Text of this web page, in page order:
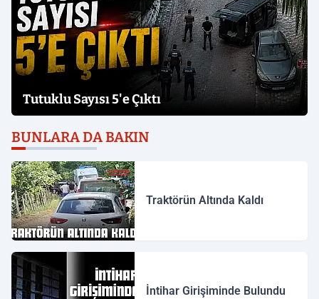
Tutuklu Sayısı 5'e Çıktı
BUNLARA DA BAKIN
Traktörün Altında Kaldı
İntihar Girişiminde Bulundu